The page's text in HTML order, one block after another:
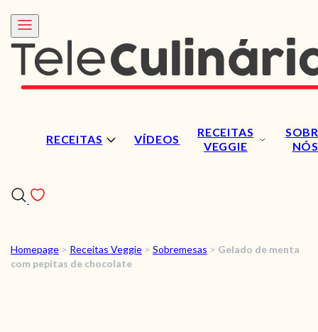
RECEITAS VÍDEOS
RECEITAS
VEGGIE
NÓS
RECEITAS
Homepage > Receitas Veggie > Sobremesas > Gelado de menta
com pepitas de chocolate